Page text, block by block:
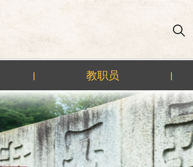
| 教职员 |